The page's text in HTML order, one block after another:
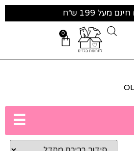
מעל 199 ש״ח
0
☰